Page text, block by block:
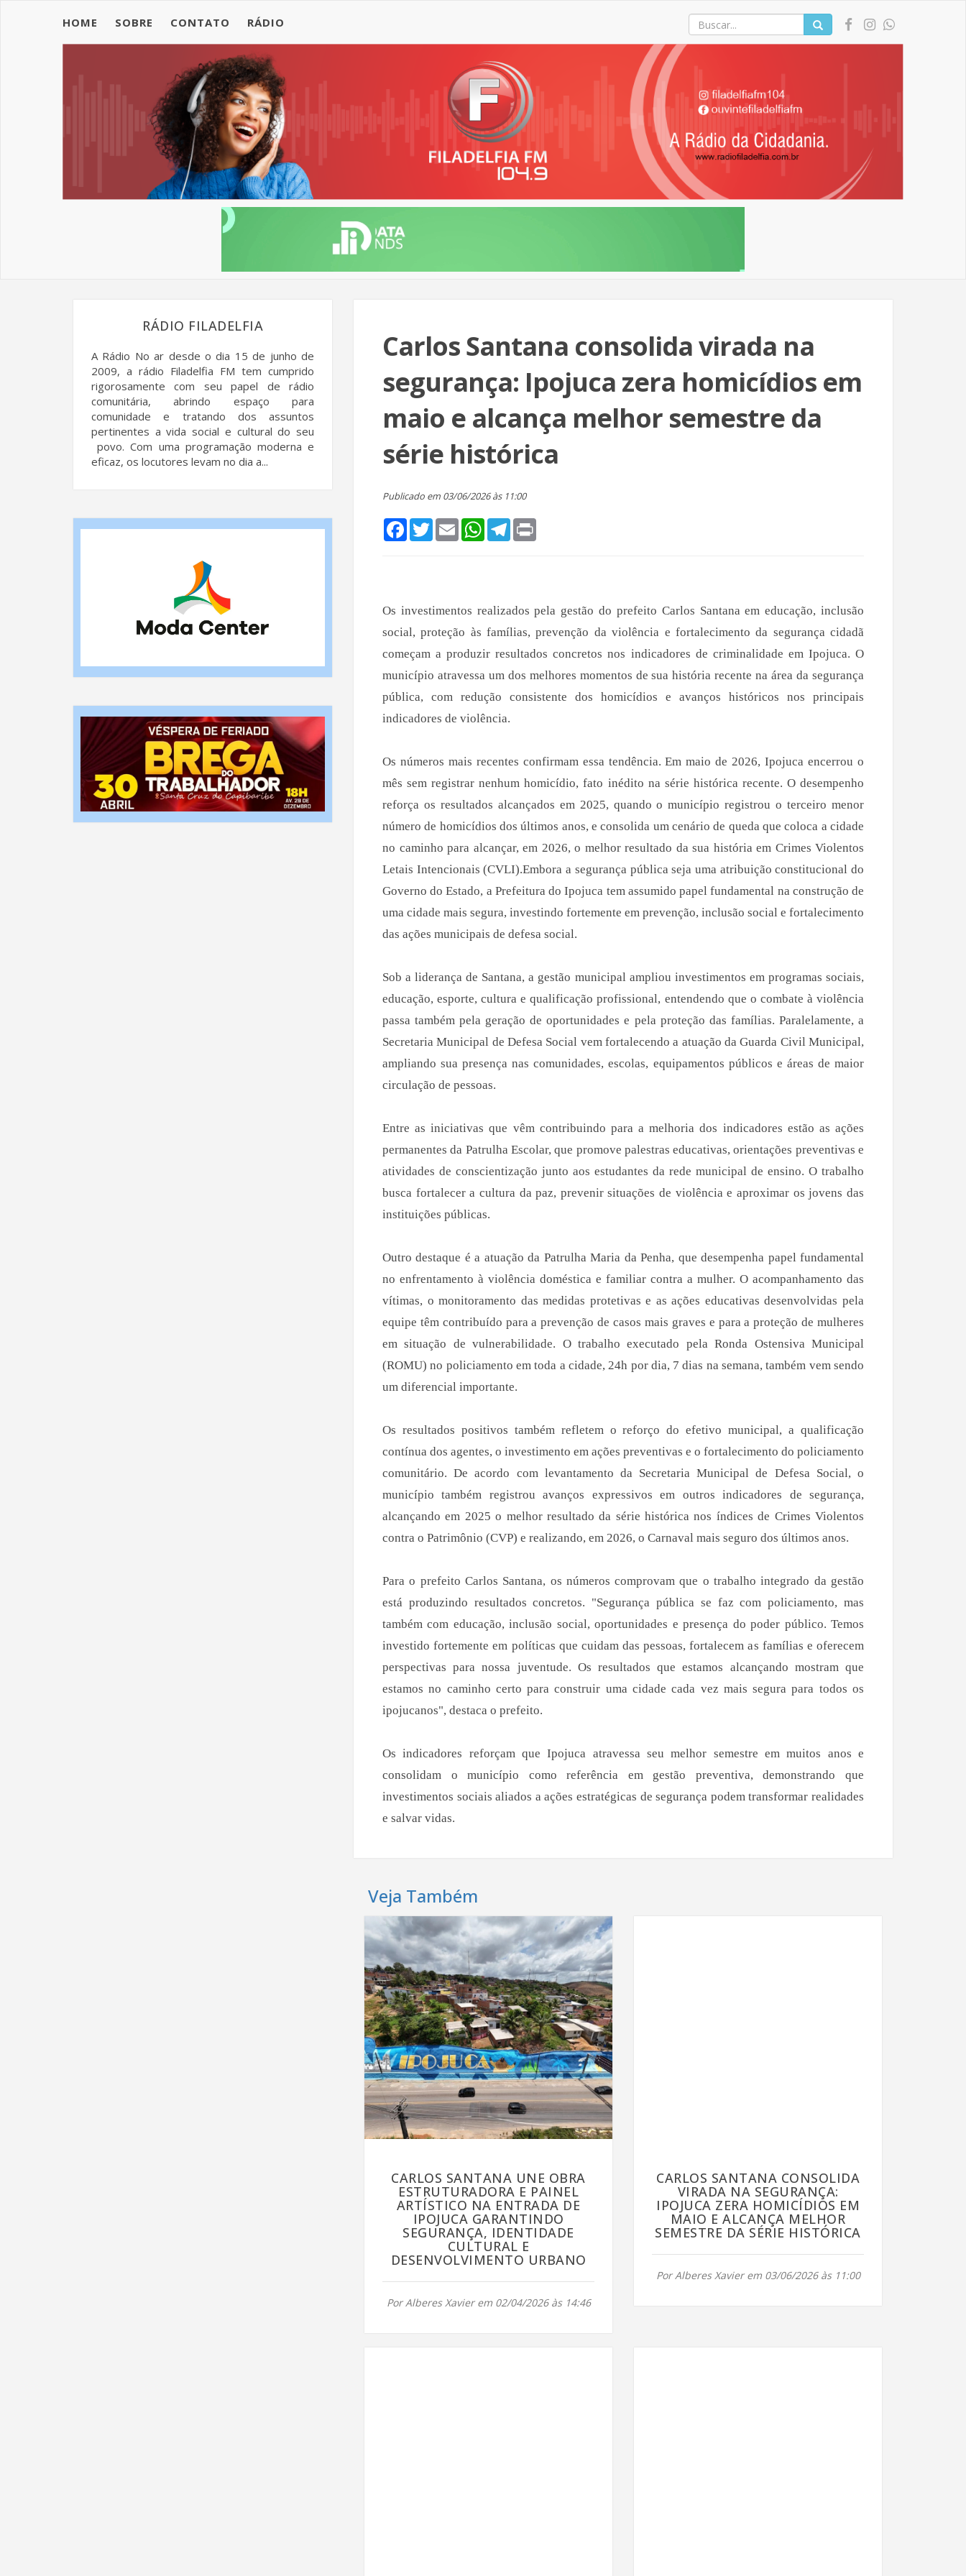
HOME SOBRE CONTATO RÁDIO
RÁDIO FILADELFIA
A Rádio No ar desde o dia 15 de junho de
2009, a rádio Filadelfia FM tem cumprido
rigorosamente com seu papel de rádio
comunitária, abrindo espaço para
comunidade e tratando dos assuntos
pertinentes a vida social e cultural do seu
povo. Com uma programação moderna e
eficaz, os locutores levam no dia a...
Carlos Santana consolida virada na
segurança: Ipojuca zera homicídios em
maio e alcança melhor semestre da
série histórica
Publicado em 03/06/2026 às 11:00
FacebookTwitterEmail WhatsApp
Telegram
Os investimentos realizados pela gestão do prefeito Carlos Santana em educação, inclusão
social, proteção às famílias, prevenção da violência e fortalecimento da segurança cidadã
começam a produzir resultados concretos nos indicadores de criminalidade em Ipojuca. O
município atravessa um dos melhores momentos de sua história recente na área da segurança
pública, com redução consistente dos homicídios e avanços históricos nos principais
indicadores de violência.
Os números mais recentes confirmam essa tendência. Em maio de 2026, Ipojuca encerrou o
mês sem registrar nenhum homicídio, fato inédito na série histórica recente. O desempenho
reforça os resultados alcançados em 2025, quando o município registrou o terceiro menor
número de homicídios dos últimos anos, e consolida um cenário de queda que coloca a cidade
no caminho para alcançar, em 2026, o melhor resultado da sua história em Crimes Violentos
Letais Intencionais (CVLI).Embora a segurança pública seja uma atribuição constitucional do
Governo do Estado, a Prefeitura do Ipojuca tem assumido papel fundamental na construção de
uma cidade mais segura, investindo fortemente em prevenção, inclusão social e fortalecimento
das ações municipais de defesa social.
Sob a liderança de Santana, a gestão municipal ampliou investimentos em programas sociais,
educação, esporte, cultura e qualificação profissional, entendendo que o combate à violência
passa também pela geração de oportunidades e pela proteção das famílias. Paralelamente, a
Secretaria Municipal de Defesa Social vem fortalecendo a atuação da Guarda Civil Municipal,
ampliando sua presença nas comunidades, escolas, equipamentos públicos e áreas de maior
circulação de pessoas.
Entre as iniciativas que vêm contribuindo para a melhoria dos indicadores estão as ações
permanentes da Patrulha Escolar, que promove palestras educativas, orientações preventivas e
atividades de conscientização junto aos estudantes da rede municipal de ensino. O trabalho
busca fortalecer a cultura da paz, prevenir situações de violência e aproximar os jovens das
instituições públicas.
Outro destaque é a atuação da Patrulha Maria da Penha, que desempenha papel fundamental
no enfrentamento à violência doméstica e familiar contra a mulher. O acompanhamento das
vítimas, o monitoramento das medidas protetivas e as ações educativas desenvolvidas pela
equipe têm contribuído para a prevenção de casos mais graves e para a proteção de mulheres
em situação de vulnerabilidade. O trabalho executado pela Ronda Ostensiva Municipal
(ROMU) no policiamento em toda a cidade, 24h por dia, 7 dias na semana, também vem sendo
um diferencial importante.
Os resultados positivos também refletem o reforço do efetivo municipal, a qualificação
contínua dos agentes, o investimento em ações preventivas e o fortalecimento do policiamento
comunitário. De acordo com levantamento da Secretaria Municipal de Defesa Social, o
município também registrou avanços expressivos em outros indicadores de segurança,
alcançando em 2025 o melhor resultado da série histórica nos índices de Crimes Violentos
contra o Patrimônio (CVP) e realizando, em 2026, o Carnaval mais seguro dos últimos anos.
Para o prefeito Carlos Santana, os números comprovam que o trabalho integrado da gestão
está produzindo resultados concretos. "Segurança pública se faz com policiamento, mas
também com educação, inclusão social, oportunidades e presença do poder público. Temos
investido fortemente em políticas que cuidam das pessoas, fortalecem as famílias e oferecem
perspectivas para nossa juventude. Os resultados que estamos alcançando mostram que
estamos no caminho certo para construir uma cidade cada vez mais segura para todos os
ipojucanos", destaca o prefeito.
Os indicadores reforçam que Ipojuca atravessa seu melhor semestre em muitos anos e
consolidam o município como referência em gestão preventiva, demonstrando que
investimentos sociais aliados a ações estratégicas de segurança podem transformar realidades
e salvar vidas.
Veja Também
CARLOS SANTANA UNE OBRA
ESTRUTURADORA E PAINEL
ARTÍSTICO NA ENTRADA DE
IPOJUCA GARANTINDO
SEGURANÇA, IDENTIDADE
CULTURAL E
DESENVOLVIMENTO URBANO
Por Alberes Xavier em 02/04/2026 às 14:46
CARLOS SANTANA CONSOLIDA
VIRADA NA SEGURANÇA:
IPOJUCA ZERA HOMICÍDIOS EM
MAIO E ALCANÇA MELHOR
SEMESTRE DA SÉRIE HISTÓRICA
Por Alberes Xavier em 03/06/2026 às 11:00